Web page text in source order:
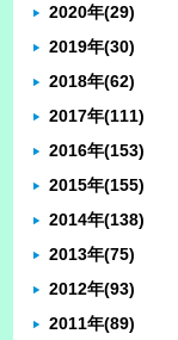
2020年(29)
2019年(30)
2018年(62)
2017年(111)
2016年(153)
2015年(155)
2014年(138)
2013年(75)
2012年(93)
2011年(89)